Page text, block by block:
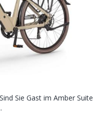
Sie Gast im Amber Suite